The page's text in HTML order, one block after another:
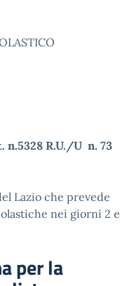
91
n.5328 R.U./U n. 73
Lazio che prevede
nei giorni 2 e
per la